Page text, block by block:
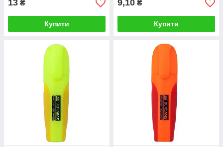
13 ₴
Купити
9,10 ₴
Купити